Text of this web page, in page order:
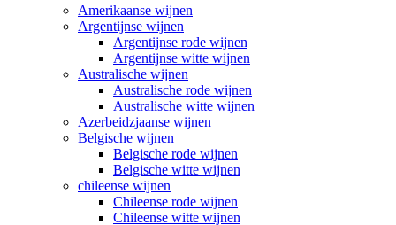
Amerikaanse wijnen
Argentijnse wijnen
Argentijnse rode wijnen
Argentijnse witte wijnen
Australische wijnen
Australische rode wijnen
Australische witte wijnen
Azerbeidzjaanse wijnen
Belgische wijnen
Belgische rode wijnen
Belgische witte wijnen
chileense wijnen
Chileense rode wijnen
Chileense witte wijnen